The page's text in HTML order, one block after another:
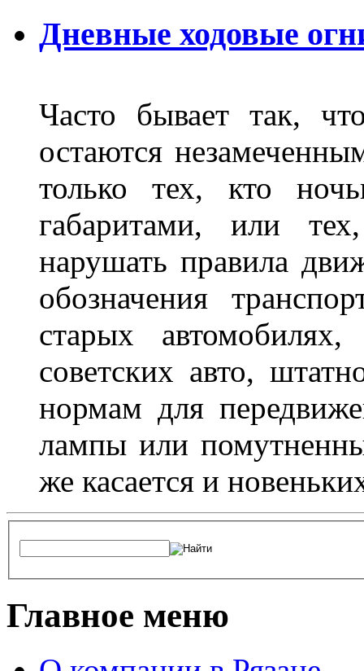
Дневные ходовые
Часто бывает так,
остаются
только тех, кто
габаритами, или
нарушать правила
обозначения
старых
советских авто,
нормам для
лампы или
же касается и
Главное меню